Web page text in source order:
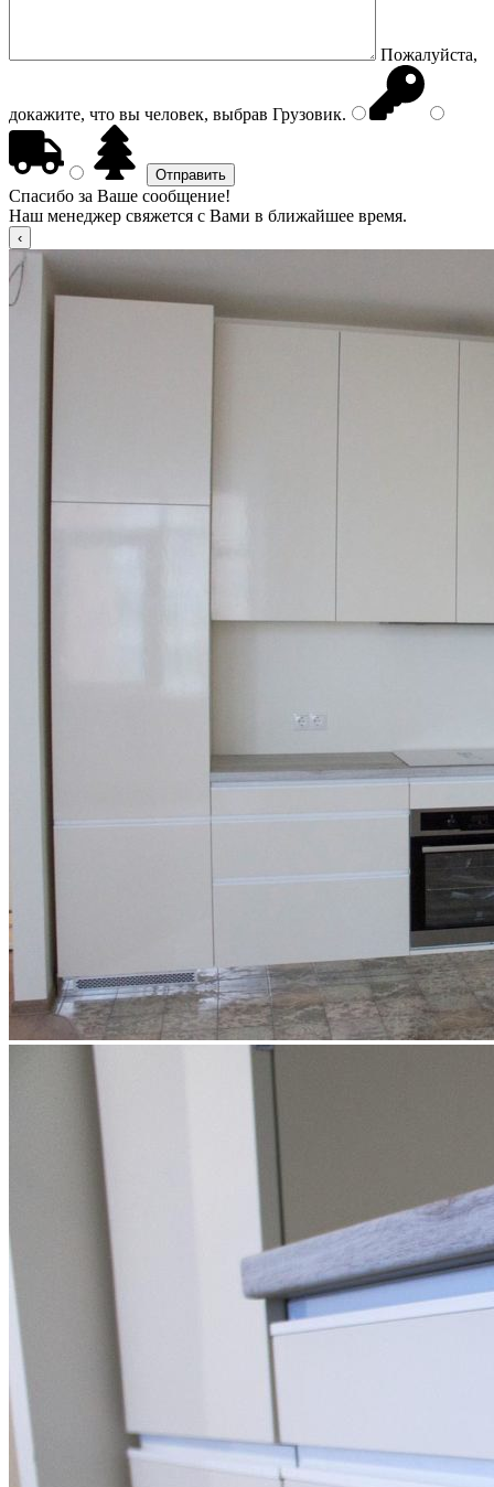
Пожалуйста,
докажите, что вы человек, выбрав Грузовик.
Спасибо за Ваше сообщение!
Наш менеджер свяжется с Вами в ближайшее время.